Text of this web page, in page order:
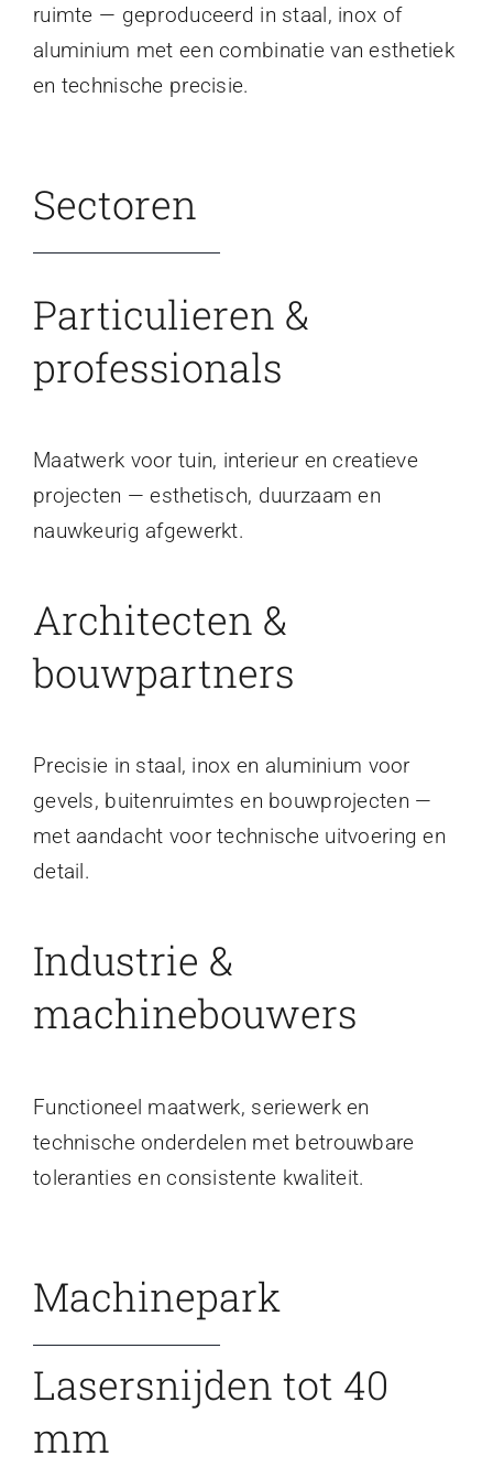
ruimte — geproduceerd in staal, inox of
aluminium met een combinatie van esthetiek
en technische precisie.
Sectoren
Particulieren &
professionals
Maatwerk voor tuin, interieur en creatieve
projecten — esthetisch, duurzaam en
nauwkeurig afgewerkt.
Architecten &
bouwpartners
Precisie in staal, inox en aluminium voor
gevels, buitenruimtes en bouwprojecten —
met aandacht voor technische uitvoering en
detail.
Industrie &
machinebouwers
Functioneel maatwerk, seriewerk en
technische onderdelen met betrouwbare
toleranties en consistente kwaliteit.
Machinepark
Lasersnijden tot 40
mm